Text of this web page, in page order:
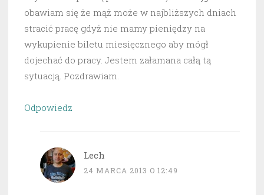
obawiam się że mąż może w najbliższych dniach
stracić pracę gdyż nie mamy pieniędzy na
wykupienie biletu miesięcznego aby mógł
dojechać do pracy. Jestem załamana całą tą
sytuacją. Pozdrawiam.
Odpowiedz
Lech
24 MARCA 2013 O 12:49